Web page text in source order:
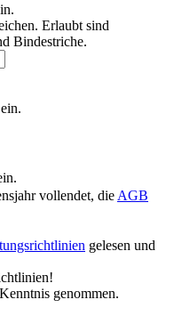
Erlaubt sind
Bindestriche.
vollendet, die AGB
gelesen und
genommen.